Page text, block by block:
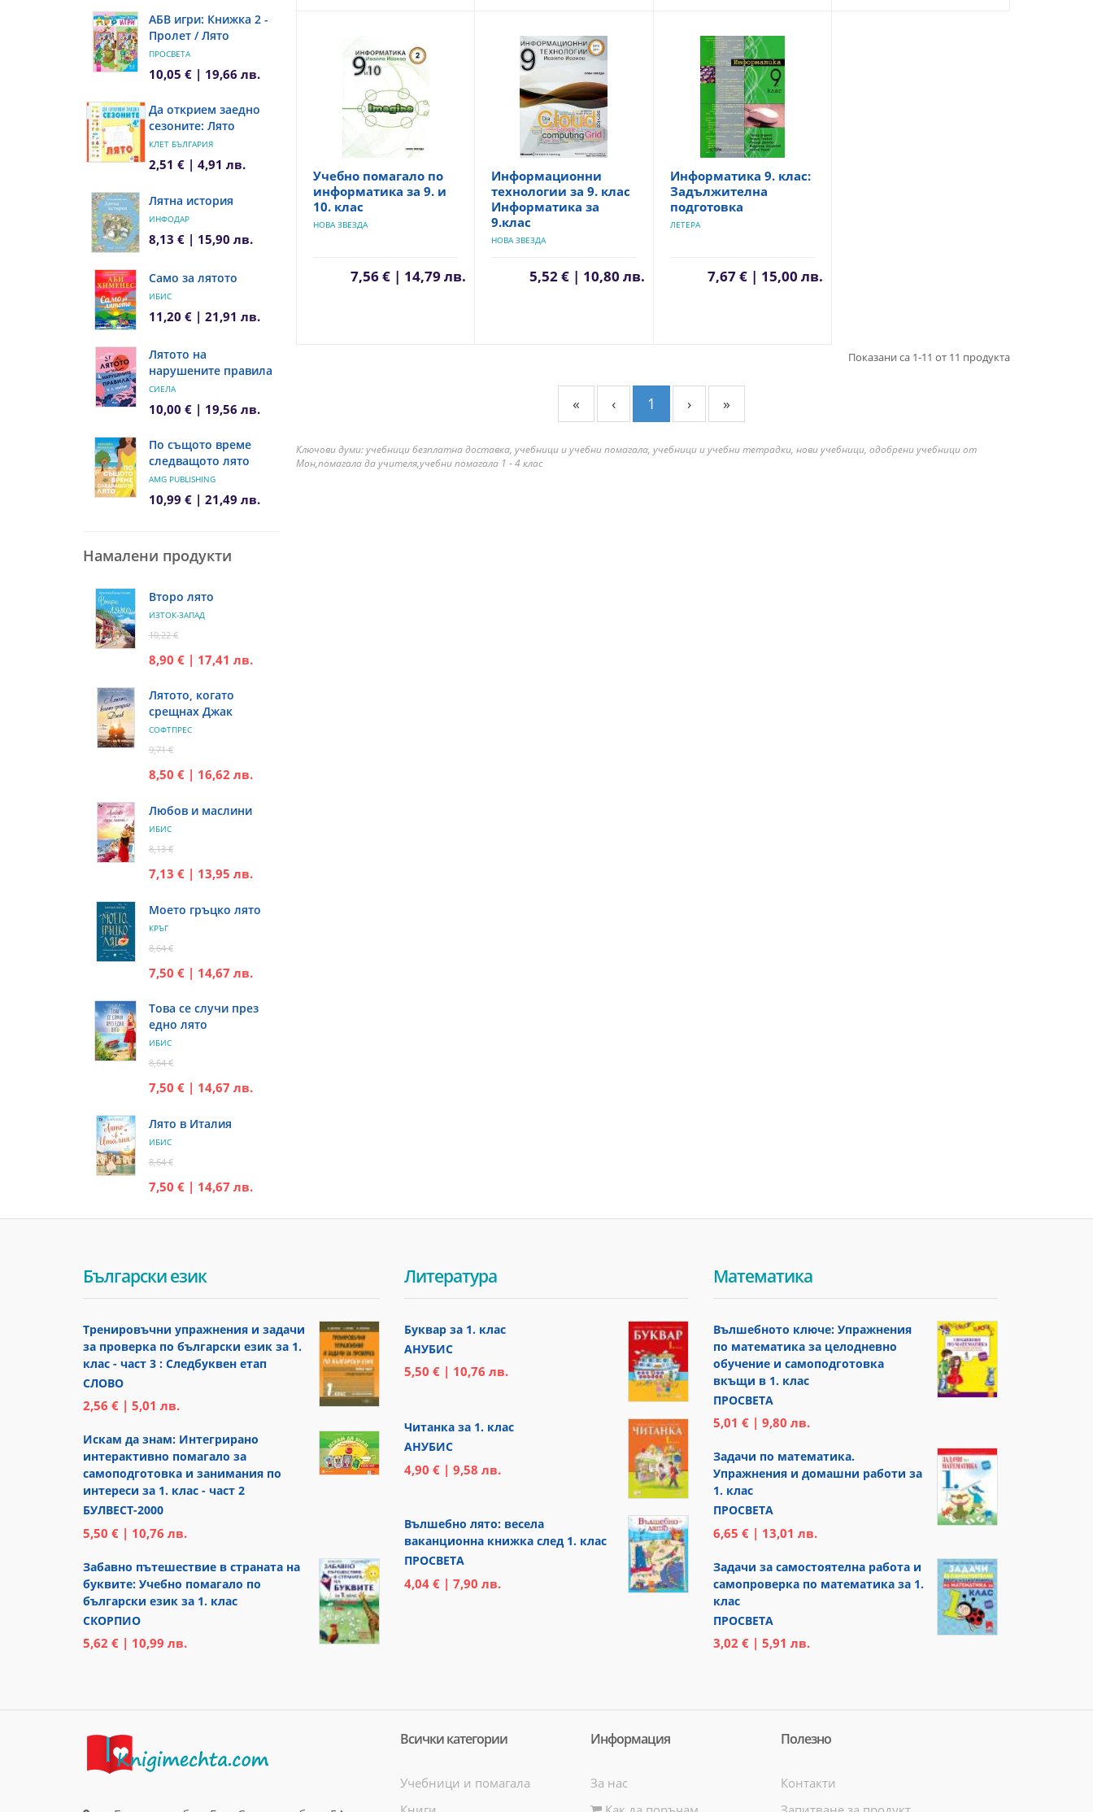
АБВ игри: Книжка 2 -
Пролет / Лято
ПРОСВЕТА
10,05 € | 19,66 лв.
Да открием заедно
сезоните: Лято
КЛЕТ БЪЛГАРИЯ
2,51 € | 4,91 лв.
Лятна история
ИНФОДАР
8,13 € | 15,90 лв.
Само за лятото
ИБИС
11,20 € | 21,91 лв.
Лятото на
нарушените правила
СИЕЛА
10,00 € | 19,56 лв.
По същото време
следващото лято
AMG PUBLISHING
10,99 € | 21,49 лв.
Намалени продукти
Второ лято
ИЗТОК-ЗАПАД
10,22 €
8,90 € | 17,41 лв.
Лятото, когато
срещнах Джак
СОФТПРЕС
9,71 €
8,50 € | 16,62 лв.
Любов и маслини
ИБИС
8,13 €
7,13 € | 13,95 лв.
Моето гръцко лято
КРЪГ
8,64 €
7,50 € | 14,67 лв.
Това се случи през
едно лято
ИБИС
8,64 €
7,50 € | 14,67 лв.
Лято в Италия
ИБИС
8,64 €
7,50 € | 14,67 лв.
Учебно помагало по
информатика за 9. и
10. клас
НОВА ЗВЕЗДА
7,56 € | 14,79 лв.
Информационни
технологии за 9. клас
Информатика за
9.клас
НОВА ЗВЕЗДА
5,52 € | 10,80 лв.
Информатика 9. клас:
Задължителна
подготовка
ЛЕТЕРА
7,67 € | 15,00 лв.
Показани са 1-11 от 11 продукта
« ‹ 1 › »
Ключови думи: учебници безплатна доставка, учебници и учебни помагала, учебници и учебни тетрадки, нови учебници, одобрени учебници от
Мон,помагала да учителя,учебни помагала 1 - 4 клас
Български език
Тренировъчни упражнения и задачи
за проверка по български език за 1.
клас - част 3 : Следбуквен етап
СЛОВО
2,56 € | 5,01 лв.
Искам да знам: Интегрирано
интерактивно помагало за
самоподготовка и занимания по
интереси за 1. клас - част 2
БУЛВЕСТ-2000
5,50 € | 10,76 лв.
Забавно пътешествие в страната на
буквите: Учебно помагало по
български език за 1. клас
СКОРПИО
5,62 € | 10,99 лв.
Литература
Буквар за 1. клас
АНУБИС
5,50 € | 10,76 лв.
Читанка за 1. клас
АНУБИС
4,90 € | 9,58 лв.
Вълшебно лято: весела
ваканционна книжка след 1. клас
ПРОСВЕТА
4,04 € | 7,90 лв.
Математика
Вълшебното ключе: Упражнения
по математика за целодневно
обучение и самоподготовка
вкъщи в 1. клас
ПРОСВЕТА
5,01 € | 9,80 лв.
Задачи по математика.
Упражнения и домашни работи за
1. клас
ПРОСВЕТА
6,65 € | 13,01 лв.
Задачи за самостоятелна работа и
самопроверка по математика за 1.
клас
ПРОСВЕТА
3,02 € | 5,91 лв.
Всички категории
Учебници и помагала
Информация
За нас
Полезно
Контакти